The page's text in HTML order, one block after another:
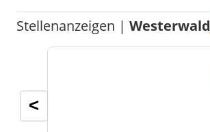
Stellenanzeigen |Westerwald
<